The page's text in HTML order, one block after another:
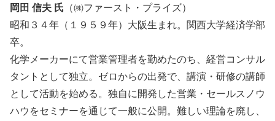
岡田 信夫 氏 （㈱ファースト・プライズ）
昭和３４年（１９５９年）大阪生まれ。関西大学経済学部
卒。
化学メーカーにて営業管理者を勤めたのち、経営コンサル
タントとして独立。ゼロからの出発で、講演・研修の講師
として活動を始める。独自に開発した営業・セールスノウ
ハウをセミナーを通じて一般に公開。難しい理論を廃し、